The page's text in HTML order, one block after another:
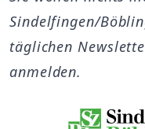
Sindelfingen/
täglichen
anmelden.